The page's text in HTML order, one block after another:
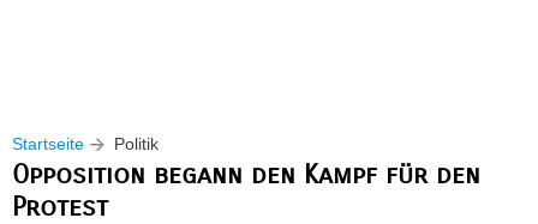
Startseite Politik
Opposition begann den Kampf für den
Protest